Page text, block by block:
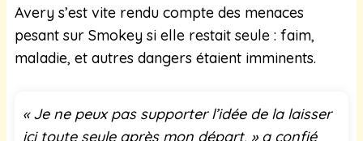
Avery s’est vite rendu compte des menaces
pesant sur Smokey si elle restait seule : faim,
maladie, et autres dangers étaient imminents.
« Je ne peux pas supporter l’idée de la laisser
ici toute seule après mon départ, » a confié